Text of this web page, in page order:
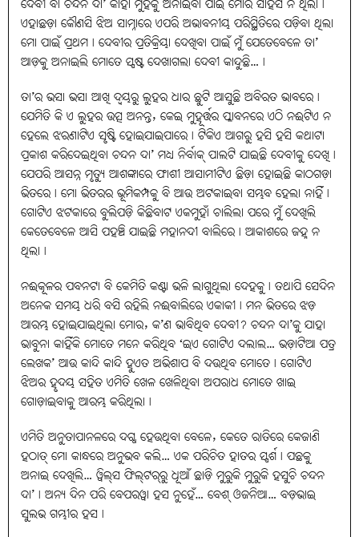
ଏହାଛଡ଼ା କୌଣସି ଝିଅ ସାମ୍ନାରେ ଏପରି ଅଭାବନୀୟ ପରିସ୍ଥିତିରେ ପଡ଼ିବା ଥିଲା
ମୋ ପାଇଁ ପ୍ରଥମ। ଦେବୀର ପ୍ରତିକ୍ରିୟା ଦେଖିବା ପାଇଁ ମୁଁ ଯେତେବେଳେ ତା’
ଆଡ଼କୁ ଅନାଇଲି ମୋତେ ସ୍ପଷ୍ଟ ଦେଖାଗଲା ଦେବୀ କାନ୍ଦୁଛି…।
ତା’ର ଭସା ଭସା ଆଖି ଦ୍ବୟରୁ ଲୁହର ଧାର ଛୁଟି ଆସୁଛି ଅବିରତ ଭାବରେ।
ଯେମିତି କି ଏ ଲୁହର ଉତ୍ସ ଅନନ୍ତ, କେଇ ମୁହୂର୍ତ୍ତର ପ୍ଳାବନରେ ଏଠି ନଈଟିଏ ନ
ହେଲେ ଝରଣାଟିଏ ସୃଷ୍ଟି ହୋଇଯାଇପାରେ। ଟିକିଏ ଆଗରୁ ହସି ହସି କଥାଟା
ପ୍ରକାଶ କରିଦେଇଥିବା ଚନ୍ଦନ ଦା’ ମଧ୍ୟ ନିର୍ବାକ୍‌ ପାଲଟି ଯାଇଛି ଦେବୀକୁ ଦେଖି।
ଯେପରି ଆସନ୍ନ ମୃତ୍ୟୁ ଆଶଙ୍କାରେ ଫାଶୀ ଆସାମୀଟିଏ ଛିଡ଼ା ହୋଇଛି କାଠଗଡ଼ା
ଭିତରେ। ମୋ ଭିତରର ଭୂମିକମ୍ପକୁ ବି ଆଉ ଅଟକାଇବା ସମ୍ଭବ ହେଲା ନାହିଁ।
ଗୋଟିଏ ଝଟକାରେ ବୁଲିପଡ଼ି କିଛିବାଟ ଏକମୁହାଁ ଚାଲିଲା ପରେ ମୁଁ ଦେଖିଲି
କେତେବେଳେ ଆସି ପହଞ୍ଚି ଯାଇଛି ମହାନଦୀ ବାଲିରେ। ଆକାଶରେ ଜହ୍ନ ନ
ଥିଲା।
ନଈକୂଳର ପବନଟା ବି କେମିତି କଣ୍ଟା ଭଳି ଲାଗୁଥିଲା ଦେହକୁ। ତଥାପି ସେଦିନ
ଅନେକ ସମୟ ଧରି ବସି ରହିଲି ନଈବାଲିରେ ଏକାକୀ। ମନ ଭିତରେ ଝଡ଼
ଆରମ୍ଭ ହୋଇଯାଇଥିଲା ମୋର, କ’ଣ ଭାବିଥିବ ଦେବୀ? ଚନ୍ଦନ ଦା’କୁ ଯାହା
ଭାବୁନା କାହିଁକି ମୋତେ ମନେ କରିଥିବ ‘ଇଏ ଗୋଟିଏ ଦଲାଲ… ଭଡ଼ାଟିଆ ପତ୍ର
ଲେଖକ’ ଆଉ କାନ୍ଦି କାନ୍ଦି ହୁଏତ ଅଭିଶାପ ବି ଦଉଥିବ ମୋତେ। ଗୋଟିଏ
ଝିଅର ହୃଦୟ ସହିତ ଏମିତି ଖେଳ ଖେଳିଥିବା ଅପରାଧ ମୋତେ ଖାଇ
ଗୋଡ଼ାଇବାକୁ ଆରମ୍ଭ କରିଥିଲା।
ଏମିତି ଅନୁତାପାନଳରେ ଦଗ୍ଧ ହେଉଥିବା ବେଳେ, କେତେ ରାତିରେ କେଜାଣି
ହଠାତ୍‌ ମୋ କାନ୍ଧରେ ଅନୁଭବ କଲି… ଏକ ପରିଚିତ ହାତର ସ୍ପର୍ଶ। ପଛକୁ
ଅନାଇ ଦେଖିଲି… ୱିଲ୍‌ସ ଫିଲ୍‌ଟର୍‌ରୁ ଧୂଆଁ ଛାଡ଼ି ମୁରୁକି ମୁରୁକି ହସୁଚି ଚନ୍ଦନ
ଦା’। ଅନ୍ୟ ଦିନ ପରି ବେପରୱା ହସ ନୁହେଁ… ବେଶ୍‌ ଓଜନିଆ… ବଡ଼ଭାଇ
ସୁଲଭ ଗମ୍ଭୀର ହସ।